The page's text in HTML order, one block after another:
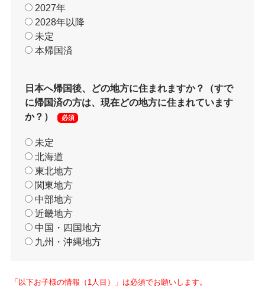
2027年
2028年以降
未定
本帰国済
日本へ帰国後、どの地方に住まれますか？（すで
に帰国済の方は、現在どの地方に住まれています
か？）
必須
未定
北海道
東北地方
関東地方
中部地方
近畿地方
中国・四国地方
九州・沖縄地方
「以下お子様の情報（1人目）」は必須でお願いします。